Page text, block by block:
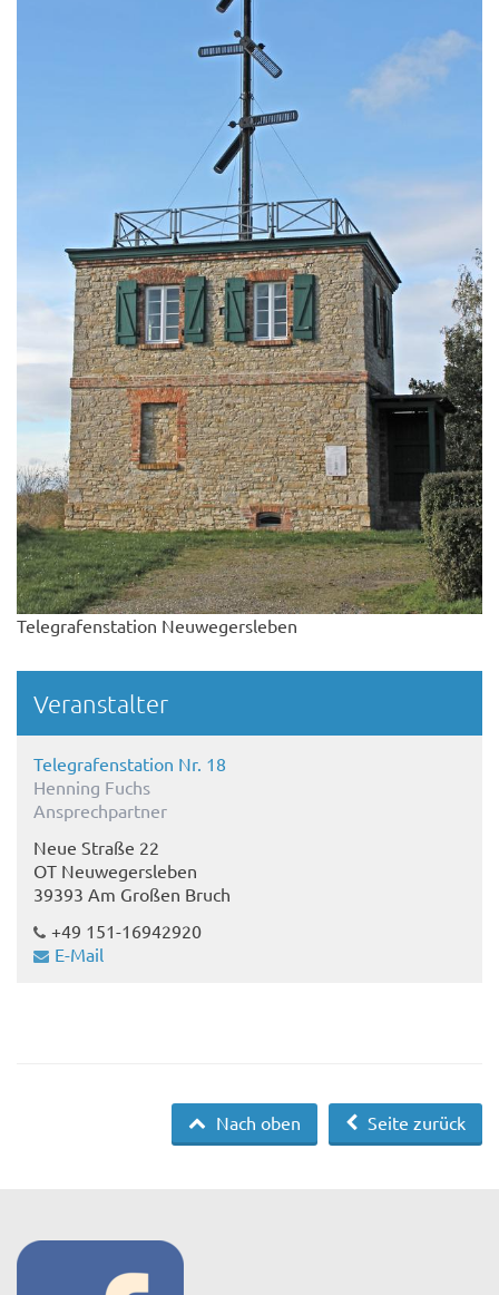
Telegrafenstation Neuwegersleben
Veranstalter
Telegrafenstation Nr. 18
Henning Fuchs
Ansprechpartner
Neue Straße 22
OT Neuwegersleben
39393 Am Großen Bruch
+49 151-16942920
E-Mail
Seite zurück
Nach oben